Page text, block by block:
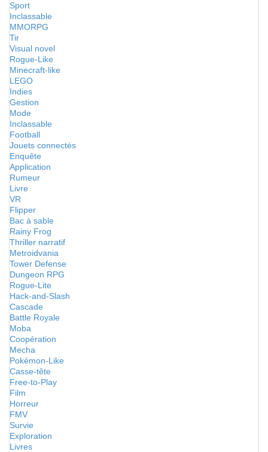
Sport
Inclassable
MMORPG
Tir
Visual novel
Rogue-Like
Minecraft-like
LEGO
Indies
Gestion
Mode
Inclassable
Football
Jouets connectés
Enquête
Application
Rumeur
Livre
VR
Flipper
Bac à sable
Rainy Frog
Thriller narratif
Metroidvania
Tower Defense
Dungeon RPG
Rogue-Lite
Hack-and-Slash
Cascade
Battle Royale
Moba
Coopération
Mecha
Pokémon-Like
Casse-tête
Free-to-Play
Film
Horreur
FMV
Survie
Exploration
Livres